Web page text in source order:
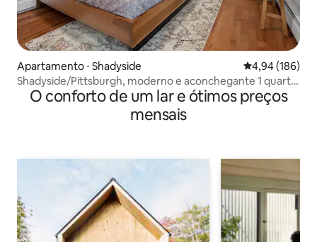
Apartamento ⋅ Shadyside 4,94 de uma
4,94 (186)
Shadyside/Pittsburgh, moderno e aconchegante 1 quarto
com estacionamento
O conforto de um lar e ótimos preços
mensais